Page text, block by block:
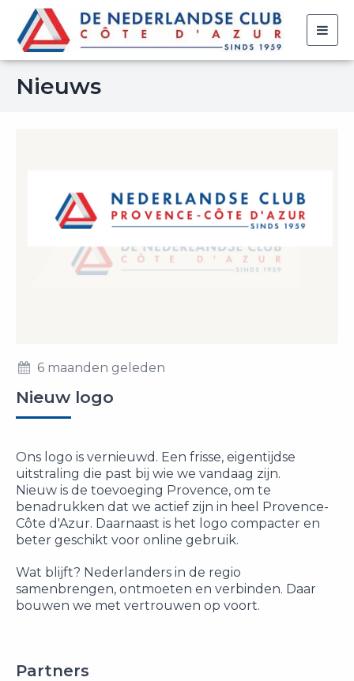
Nieuws
6 maanden geleden
Nieuw logo
Ons logo is vernieuwd. Een frisse, eigentijdse
uitstraling die past bij wie we vandaag zijn.
Nieuw is de toevoeging Provence, om te
benadrukken dat we actief zijn in heel Provence-
Côte d'Azur. Daarnaast is het logo compacter en
beter geschikt voor online gebruik.
Wat blijft? Nederlanders in de regio
samenbrengen, ontmoeten en verbinden. Daar
bouwen we met vertrouwen op voort.
Partners